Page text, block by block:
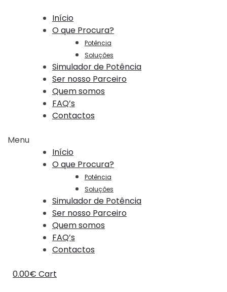
Início
O que Procura?
Potência
Soluções
Simulador de Potência
Ser nosso Parceiro
Quem somos
FAQ’s
Contactos
Menu
Início
O que Procura?
Potência
Soluções
Simulador de Potência
Ser nosso Parceiro
Quem somos
FAQ’s
Contactos
0.00€ Cart